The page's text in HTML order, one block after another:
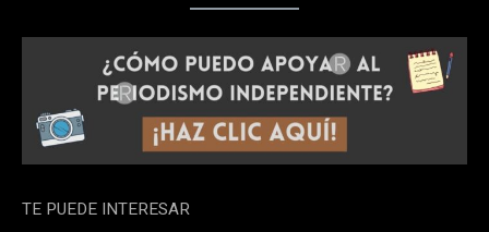
TE PUEDE INTERESAR